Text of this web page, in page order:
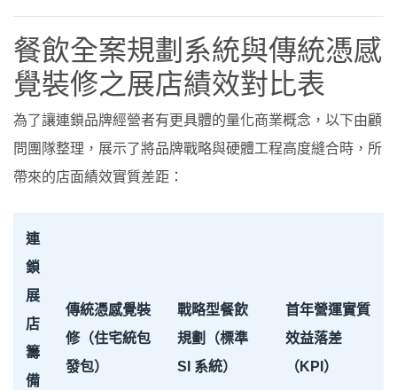
餐飲全案規劃系統與傳統憑感
覺裝修之展店績效對比表
為了讓連鎖品牌經營者有更具體的量化商業概念，以下由顧
問團隊整理，展示了將品牌戰略與硬體工程高度縫合時，所
帶來的店面績效實質差距：
連
鎖
展
店
籌
備
傳統憑感覺裝
修（住宅統包
發包）
戰略型餐飲
規劃（標準
SI 系統）
首年營運實質
效益落差
（KPI）